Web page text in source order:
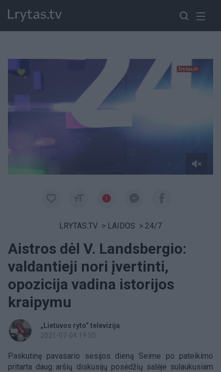
Paremkite Ukrainą
LRYTAS.TV > LAIDOS > 24/7
Aistros dėl V. Landsbergio:
valdantieji nori įvertinti,
opozicija vadina istorijos
kraipymu
„Lietuvos ryto“ televizija
2021-07-04 19:50
Paskutinę pavasario sesijos dieną Seime po pateikimo
pritarta daug aršių diskusijų posėdžių salėje sulaukusiam